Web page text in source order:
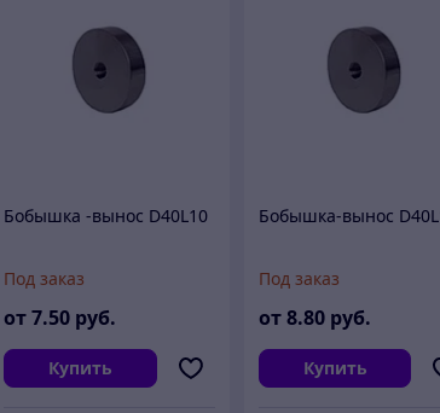
Бобышка -вынос D40L10
Под заказ
от7.50 руб.
Купить
Бобышка-вынос
Под заказ
от8.80 руб.
Купить